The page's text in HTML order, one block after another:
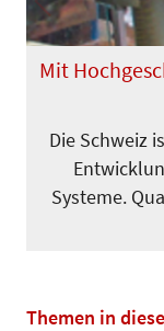
Mit
Die Schweiz
Systeme.
Previous
Themen in